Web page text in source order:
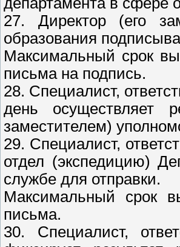
27. Директор (его
образования
Максимальный срок
письма на подпись.
28. Специалист,
день осуществляет
заместителем)
29. Специалист,
отдел (экспедицию)
службе для отправки.
Максимальный срок
письма.
30. Специалист,